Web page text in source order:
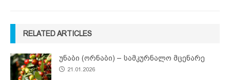
RELATED ARTICLES
უნაბი (ორნაბი) – სამკურნალო მცენარე
21.01.2026